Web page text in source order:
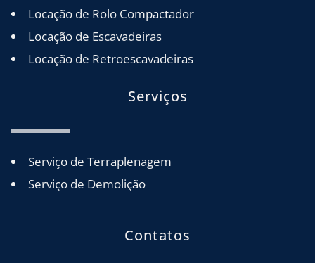
Locação de Rolo Compactador
Locação de Escavadeiras
Locação de Retroescavadeiras
Serviços
Serviço de Terraplenagem
Serviço de Demolição
Contatos